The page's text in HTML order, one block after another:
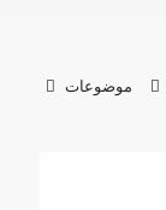
موضوعات